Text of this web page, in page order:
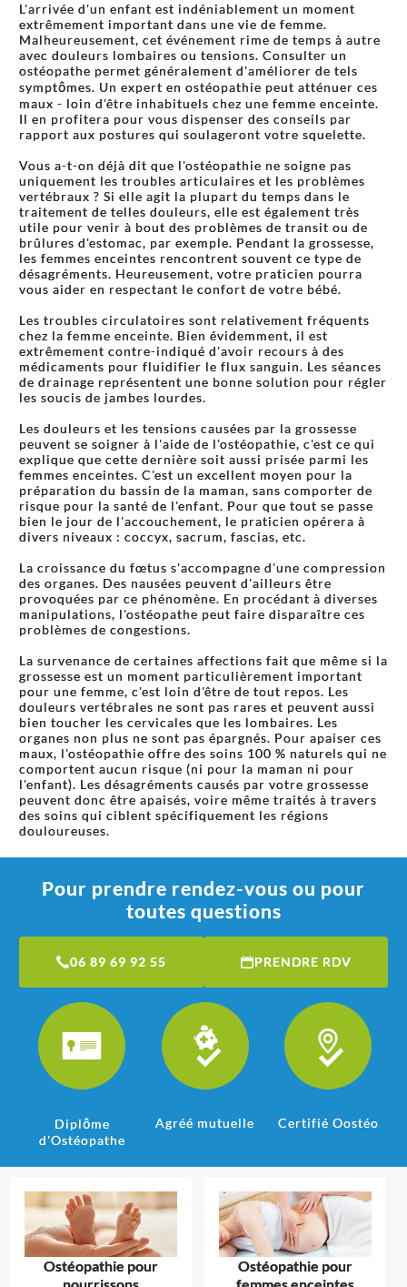
L'arrivée d'un enfant est indéniablement un moment
extrêmement important dans une vie de femme.
Malheureusement, cet événement rime de temps à autre
avec douleurs lombaires ou tensions. Consulter un
ostéopathe permet généralement d'améliorer de tels
symptômes. Un expert en ostéopathie peut atténuer ces
maux - loin d'être inhabituels chez une femme enceinte.
Il en profitera pour vous dispenser des conseils par
rapport aux postures qui soulageront votre squelette.
Vous a-t-on déjà dit que l'ostéopathie ne soigne pas
uniquement les troubles articulaires et les problèmes
vertébraux ? Si elle agit la plupart du temps dans le
traitement de telles douleurs, elle est également très
utile pour venir à bout des problèmes de transit ou de
brûlures d'estomac, par exemple. Pendant la grossesse,
les femmes enceintes rencontrent souvent ce type de
désagréments. Heureusement, votre praticien pourra
vous aider en respectant le confort de votre bébé.
Les troubles circulatoires sont relativement fréquents
chez la femme enceinte. Bien évidemment, il est
extrêmement contre-indiqué d'avoir recours à des
médicaments pour fluidifier le flux sanguin. Les séances
de drainage représentent une bonne solution pour régler
les soucis de jambes lourdes.
Les douleurs et les tensions causées par la grossesse
peuvent se soigner à l'aide de l'ostéopathie, c'est ce qui
explique que cette dernière soit aussi prisée parmi les
femmes enceintes. C'est un excellent moyen pour la
préparation du bassin de la maman, sans comporter de
risque pour la santé de l'enfant. Pour que tout se passe
bien le jour de l'accouchement, le praticien opérera à
divers niveaux : coccyx, sacrum, fascias, etc.
La croissance du fœtus s'accompagne d'une compression
des organes. Des nausées peuvent d'ailleurs être
provoquées par ce phénomène. En procédant à diverses
manipulations, l'ostéopathe peut faire disparaître ces
problèmes de congestions.
La survenance de certaines affections fait que même si la
grossesse est un moment particulièrement important
pour une femme, c'est loin d'être de tout repos. Les
douleurs vertébrales ne sont pas rares et peuvent aussi
bien toucher les cervicales que les lombaires. Les
organes non plus ne sont pas épargnés. Pour apaiser ces
maux, l'ostéopathie offre des soins 100 % naturels qui ne
comportent aucun risque (ni pour la maman ni pour
l'enfant). Les désagréments causés par votre grossesse
peuvent donc être apaisés, voire même traités à travers
des soins qui ciblent spécifiquement les régions
douloureuses.
Pour prendre rendez-vous ou pour
toutes questions
06 89 69 92 55 PRENDRE RDV
Diplôme
d'Ostéopathe
Agréé mutuelle Certifié Oostéo
Ostéopathie pour
nourrissons
Ostéopathie pour
femmes enceintes